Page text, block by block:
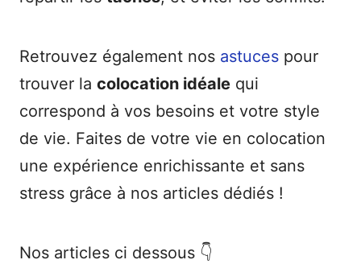
Retrouvez également nos astuces pour
trouver la colocation idéale qui
correspond à vos besoins et votre style
de vie. Faites de votre vie en colocation
une expérience enrichissante et sans
stress grâce à nos articles dédiés !
Nos articles ci dessous 👇